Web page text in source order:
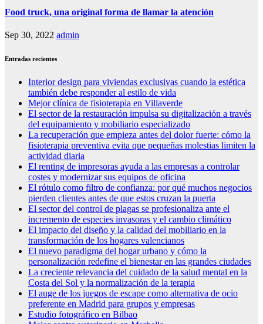
Food truck, una original forma de llamar la atención
Sep 30, 2022 admin
Entradas recientes
Interior design para viviendas exclusivas cuando la estética
también debe responder al estilo de vida
Mejor clínica de fisioterapia en Villaverde
El sector de la restauración impulsa su digitalización a través
del equipamiento y mobiliario especializado
La recuperación que empieza antes del dolor fuerte: cómo la
fisioterapia preventiva evita que pequeñas molestias limiten la
actividad diaria
El renting de impresoras ayuda a las empresas a controlar
costes y modernizar sus equipos de oficina
El rótulo como filtro de confianza: por qué muchos negocios
pierden clientes antes de que estos cruzan la puerta
El sector del control de plagas se profesionaliza ante el
incremento de especies invasoras y el cambio climático
El impacto del diseño y la calidad del mobiliario en la
transformación de los hogares valencianos
El nuevo paradigma del hogar urbano y cómo la
personalización redefine el bienestar en las grandes ciudades
La creciente relevancia del cuidado de la salud mental en la
Costa del Sol y la normalización de la terapia
El auge de los juegos de escape como alternativa de ocio
preferente en Madrid para grupos y empresas
Estudio fotográfico en Bilbao